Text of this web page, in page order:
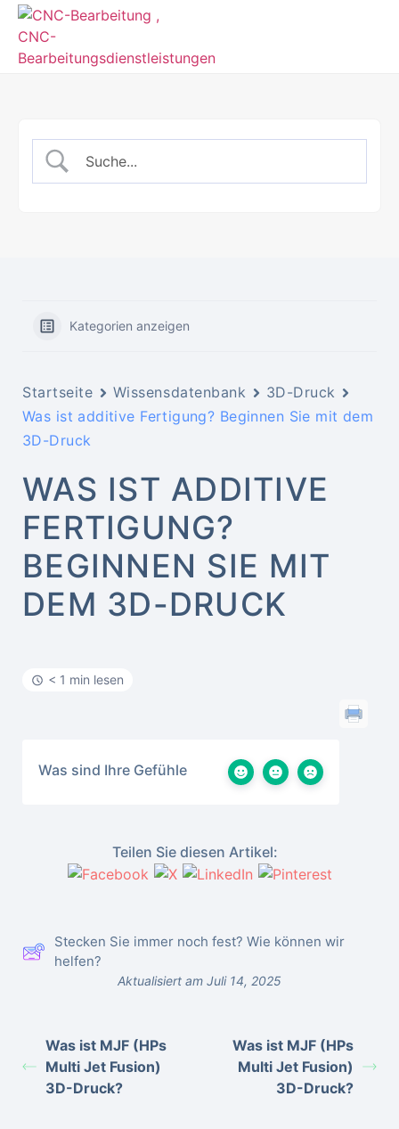
Kategorien anzeigen
Startseite Wissensdatenbank
3D-Druck
Was ist additive Fertigung? Beginnen Sie mit dem
3D-Druck
WAS IST ADDITIVE
FERTIGUNG?
BEGINNEN SIE MIT
DEM 3D-DRUCK
< 1 min lesen
Was sind Ihre Gefühle
Teilen Sie diesen Artikel:
Stecken Sie immer noch fest? Wie können wir
helfen?
Aktualisiert am Juli 14, 2025
Was ist MJF (HPs
Multi Jet Fusion)
3D-Druck?
Was ist MJF (HPs
Multi Jet Fusion)
3D-Druck?